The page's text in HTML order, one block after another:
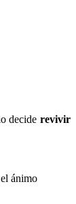
deciderevivir
ánimo